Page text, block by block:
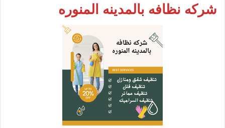
شركه نظافه بالمدينه المنوره